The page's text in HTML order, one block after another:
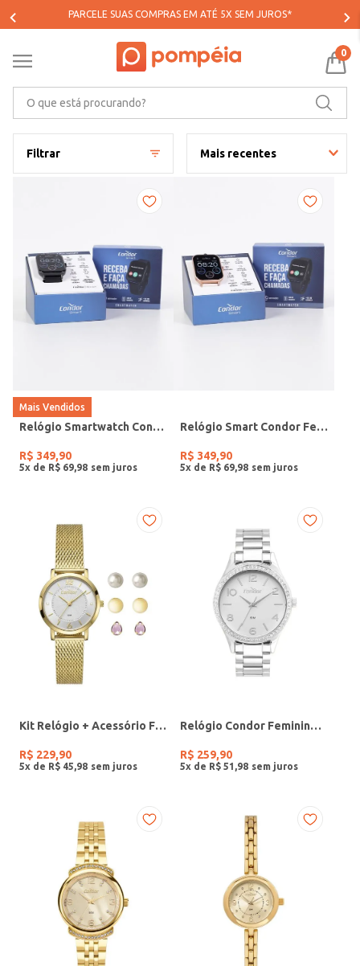
PARCELE SUAS COMPRAS EM ATÉ 5X SEM JUROS*
0
Filtrar Mais recentes
Mais Vendidos
Relógio Smartwatch Condor PRETO
R$ 349,90
5x de R$ 69 98
Relógio Smart Condor Feminino ROSE
R$ 349,90
5x de R$ 69 98
Kit Relógio + Acessório Feminino DOURADO
R$ 229,90
5x de R$ 45 98
Relógio Condor Feminino PRATA
R$ 259,90
5x de R$ 51 98